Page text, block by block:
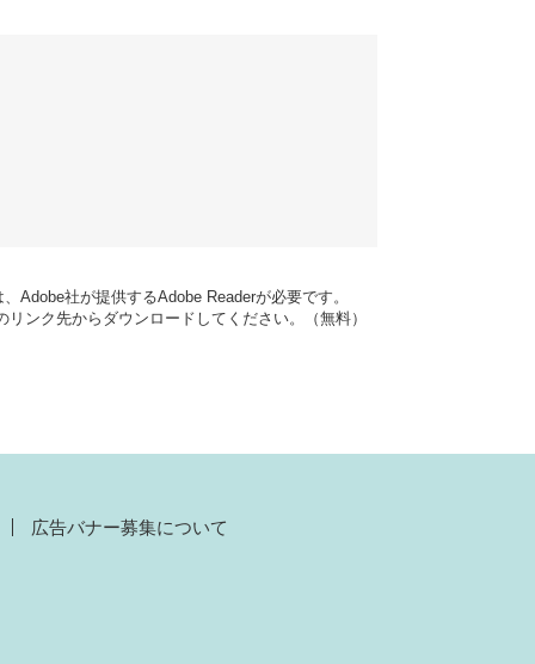
Adobe社が提供するAdobe Readerが必要です。
ンク先からダウンロードしてください。（無料）
広告バナー募集について